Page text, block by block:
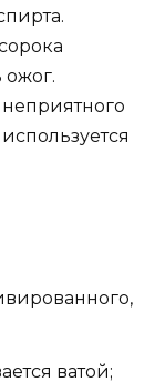
ожог.
ватой;